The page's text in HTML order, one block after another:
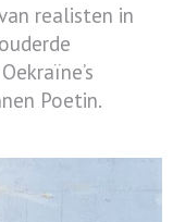
realisten in
Poetin.